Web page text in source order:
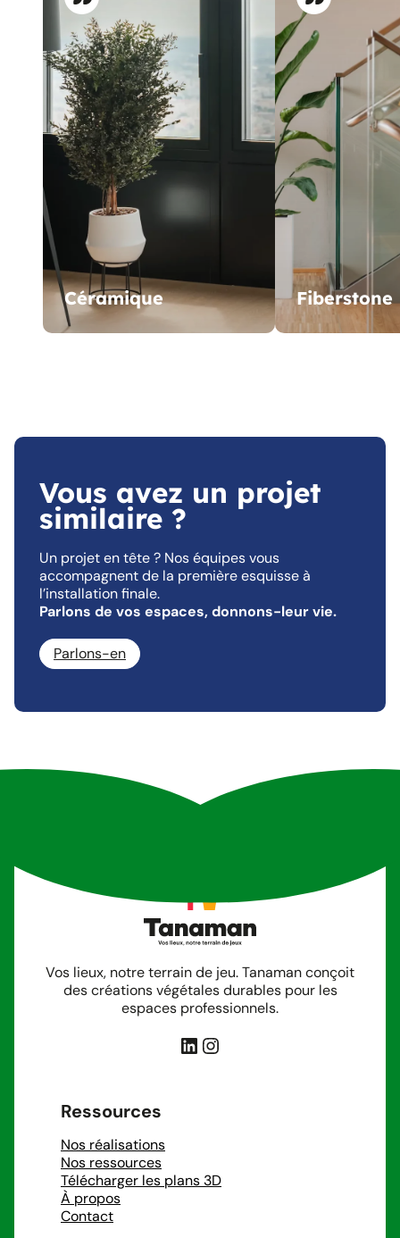
Céramique Fiberstone
Vous avez un projet
similaire ?
Un projet en tête ? Nos équipes vous
accompagnent de la première esquisse à
l’installation finale.
Parlons de vos espaces, donnons-leur vie.
Parlons-en
Vos lieux, notre terrain de jeu. Tanaman conçoit
des créations végétales durables pour les
espaces professionnels.
LinkedIn
Instagram
Ressources
Nos réalisations
Nos ressources
Télécharger les plans 3D
À propos
Contact